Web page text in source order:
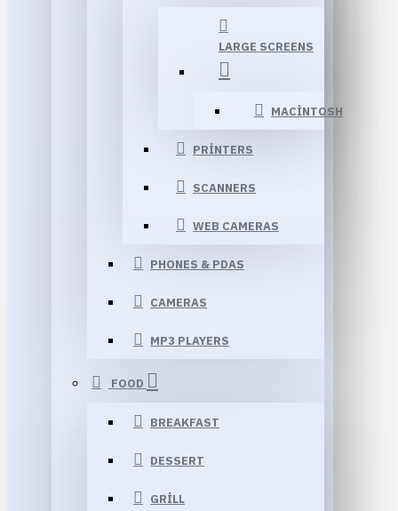
LARGE SCREENS
MACINTOSH
PRINTERS
SCANNERS
WEB CAMERAS
PHONES & PDAS
CAMERAS
MP3 PLAYERS
FOOD
BREAKFAST
DESSERT
GRILL